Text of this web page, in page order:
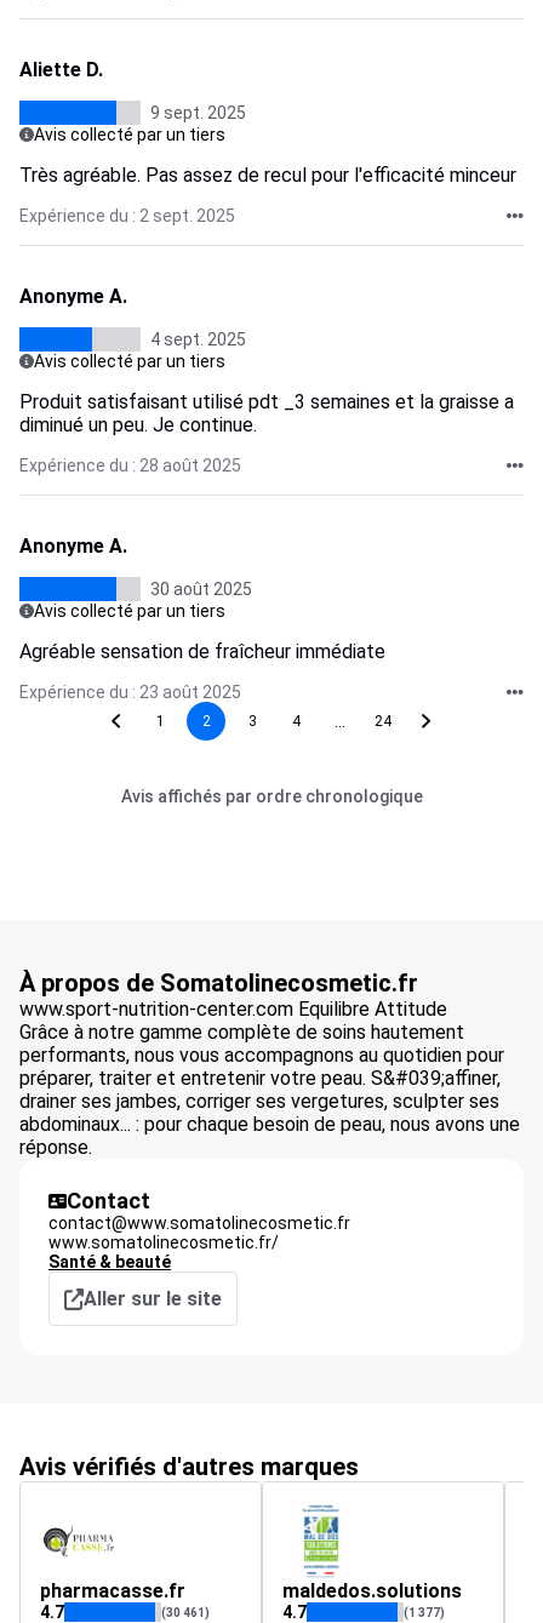
Aliette D.
9 sept. 2025
Avis collecté par un tiers
Très agréable. Pas assez de recul pour l'efficacité minceur
Expérience du : 2 sept. 2025
Anonyme A.
4 sept. 2025
Avis collecté par un tiers
Produit satisfaisant utilisé pdt _3 semaines et la graisse a
diminué un peu. Je continue.
Expérience du : 28 août 2025
Anonyme A.
30 août 2025
Avis collecté par un tiers
Agréable sensation de fraîcheur immédiate
Expérience du : 23 août 2025
1 2 3 4 24
Avis affichés par ordre chronologique
À propos de Somatolinecosmetic.fr
www.sport-nutrition-center.com Equilibre Attitude
Grâce à notre gamme complète de soins hautement
performants, nous vous accompagnons au quotidien pour
préparer, traiter et entretenir votre peau. S&#039;affiner,
drainer ses jambes, corriger ses vergetures, sculpter ses
abdominaux... : pour chaque besoin de peau, nous avons une
réponse.
Contact
contact@www.somatolinecosmetic.fr
www.somatolinecosmetic.fr/
Santé & beauté
Aller sur le site
Avis vérifiés d'autres marques
pharmacasse.fr
4.7 (30 461)
maldedos.solutions
4.7 (1 377)